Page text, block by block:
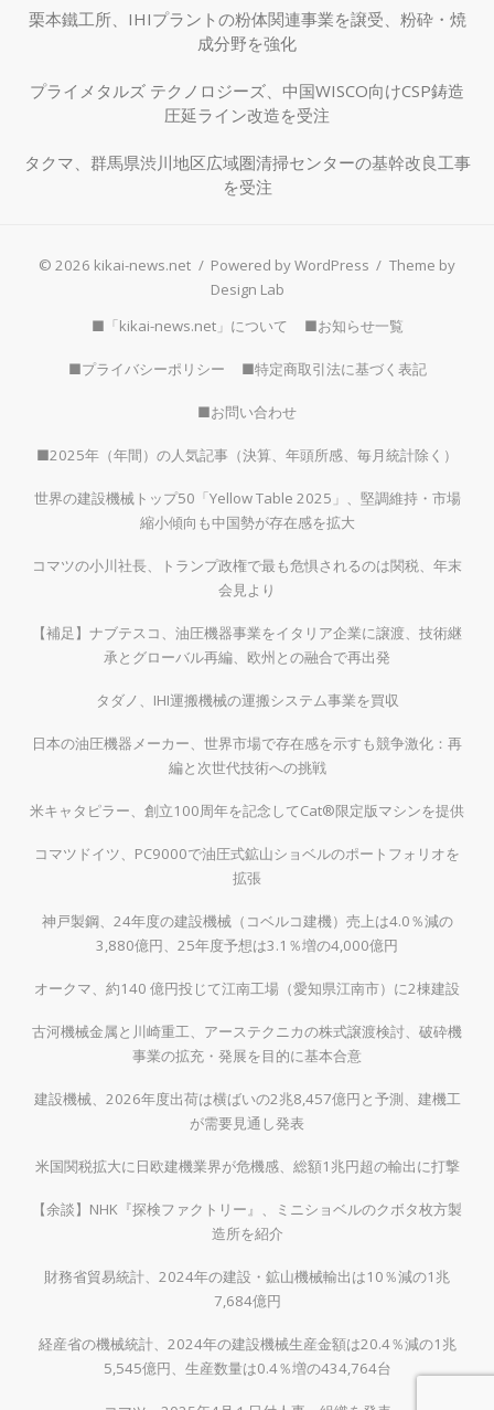
栗本鐵工所、IHIプラントの粉体関連事業を譲受、粉砕・焼
成分野を強化
プライメタルズ テクノロジーズ、中国WISCO向けCSP鋳造
圧延ライン改造を受注
タクマ、群馬県渋川地区広域圏清掃センターの基幹改良工事
を受注
© 2026 kikai-news.net / Powered by WordPress / Theme by
Design Lab
■「kikai-news.net」について
■お知らせ一覧
■プライバシーポリシー ■特定商取引法に基づく表記
■お問い合わせ
■2025年（年間）の人気記事（決算、年頭所感、毎月統計除く）
世界の建設機械トップ50「Yellow Table 2025」、堅調維持・市場
縮小傾向も中国勢が存在感を拡大
コマツの小川社長、トランプ政権で最も危惧されるのは関税、年末
会見より
【補足】ナブテスコ、油圧機器事業をイタリア企業に譲渡、技術継
承とグローバル再編、欧州との融合で再出発
タダノ、IHI運搬機械の運搬システム事業を買収
日本の油圧機器メーカー、世界市場で存在感を示すも競争激化：再
編と次世代技術への挑戦
米キャタピラー、創立100周年を記念してCat®限定版マシンを提供
コマツドイツ、PC9000で油圧式鉱山ショベルのポートフォリオを
拡張
神戸製鋼、24年度の建設機械（コベルコ建機）売上は4.0％減の
3,880億円、25年度予想は3.1％増の4,000億円
オークマ、約140 億円投じて江南工場（愛知県江南市）に2棟建設
古河機械金属と川崎重工、アーステクニカの株式譲渡検討、破砕機
事業の拡充・発展を目的に基本合意
建設機械、2026年度出荷は横ばいの2兆8,457億円と予測、建機工
が需要見通し発表
米国関税拡大に日欧建機業界が危機感、総額1兆円超の輸出に打撃
【余談】NHK『探検ファクトリー』、ミニショベルのクボタ枚方製
造所を紹介
財務省貿易統計、2024年の建設・鉱山機械輸出は10％減の1兆
7,684億円
経産省の機械統計、2024年の建設機械生産金額は20.4％減の1兆
5,545億円、生産数量は0.4％増の434,764台